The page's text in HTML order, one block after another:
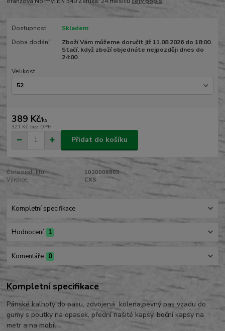
Dostupnost
Skladem
Doba dodání
Zboží Vám můžeme doručit již 11.08.2026 do 18:00.
Stačí, když zboží objednáte nejpozději dnes do
24:00
Velikost
389 Kč/ks
321 Kč bez DPH
Přidat do košíku
Číslo produktu:
1020006803
Výrobce:
CXS
Kompletní specifikace
Hodnocení 1
Komentáře 0
Kompletní specifikace
Pánské kalhoty do pasu, zdvojená kolena,pevný pas vzadu do
gumy s poutky na opasek, přední našité kapsy, boční kapsy na
metr a na mobil